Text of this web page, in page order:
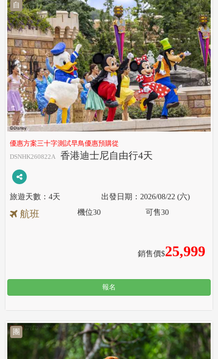
自
優惠方案三十字測試早鳥優惠預購從
DSNHK260822A
香港迪士尼自由行4天
4天 2026/08/22 (六)
航班
銷售價$25,999
機位30 可售30
報名
團